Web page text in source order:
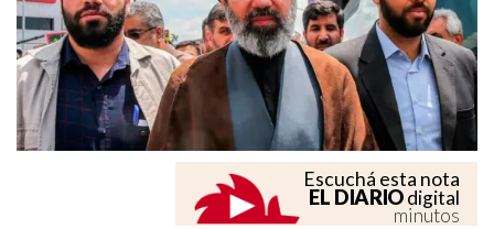
Escuchá esta nota
EL DIARIOdigital
minutos